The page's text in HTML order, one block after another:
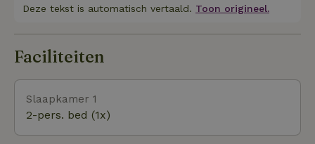
familiehuis en twee kleine, volledig onafhankelijke
bezoeken en toch het gevoel van de Provence van
Deze tekst is automatisch vertaald. Toon origineel.
Faciliteiten
Slaapkamer 1
2-pers. bed (1x)